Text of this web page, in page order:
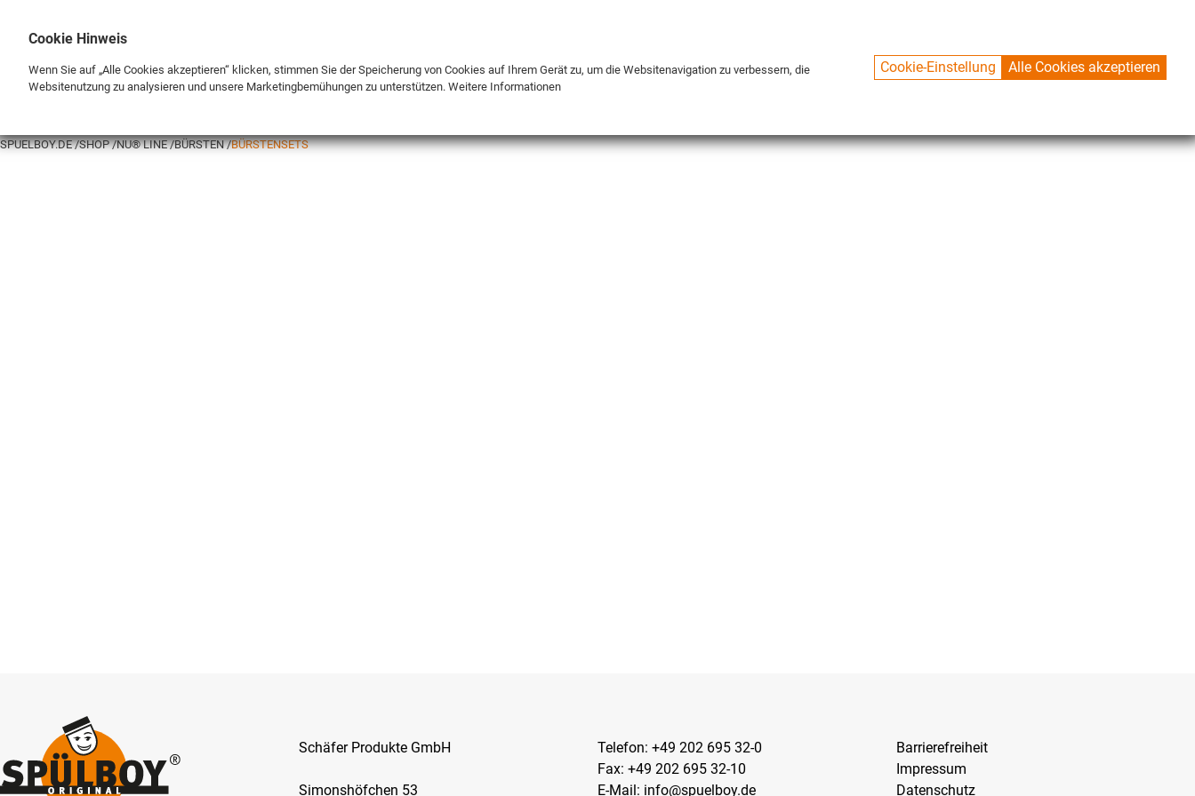
SPUELBOY.DE SHOP NU® LINE BÜRSTEN BÜRSTENSETS
Schäfer Produkte GmbH
Simonshöfchen 53
Telefon: +49 202 695 32-0
Fax: +49 202 695 32-10
E-Mail: info@spuelboy.de
Barrierefreiheit
Impressum
Datenschutz
Cookie Hinweis
Wenn Sie auf „Alle Cookies akzeptieren“ klicken, stimmen Sie der Speicherung von Cookies auf Ihrem Gerät zu, um die Websitenavigation zu verbessern, die
Websitenutzung zu analysieren und unsere Marketingbemühungen zu unterstützen. Weitere Informationen
Cookie-Einstellung Alle Cookies akzeptieren